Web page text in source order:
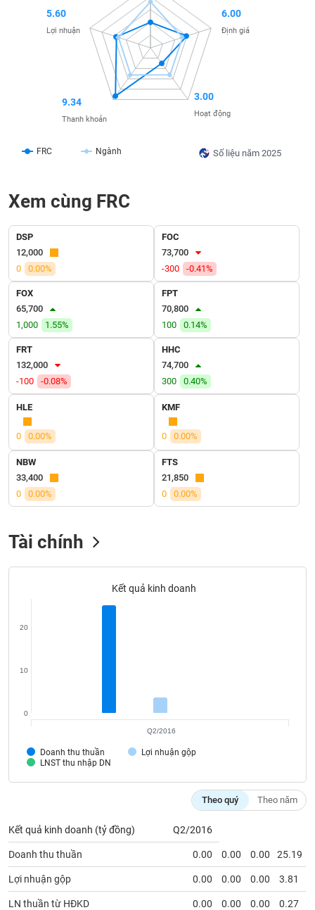
Số liệu năm 2025
FRC Ngành
6.00
Định giá
3.00
Hoạt động
9.34
Thanh khoản
5.60
Lợi nhuận
Xem cùng FRC
DSP
12,000
0
0.00%
FOC
73,700
-300
-0.41%
FOX
65,700
1,000
1.55%
FPT
70,800
100
0.14%
FRT
132,000
-100
-0.08%
HHC
74,700
300
0.40%
HLE
0 0.00%
KMF
0 0.00%
NBW
33,400
0
0.00%
FTS
21,850
0
0.00%
Tài chính
Kết quả kinh doanh
Doanh thu thuần
Lợi nhuận gộp
LNST thu nhập DN
0
10
20
Q2/2016
Theo quý Theo năm
Kết quả kinh doanh (tỷ đồng) Q2/2016
Doanh thu thuần 0.00 0.00 0.00 25.19
Lợi nhuận gộp 0.00 0.00 0.00 3.81
LN thuần từ HĐKD 0.00 0.00 0.00 0.27
KHỎE
NGHỆ
TIN
DỊCH
VỤ
TRUYỀN
THÔNG
TIỆN
ÍCH
BẤT
SẢN
Mã
Lãnh
Tất cả Người nội bộ Người liên quan Cổ đông lớn
Tin
(-)
Bài
viết
của
giả
(-)